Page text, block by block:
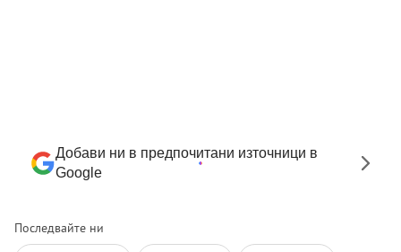
Добави ни в предпочитани източници в
Google
Последвайте ни